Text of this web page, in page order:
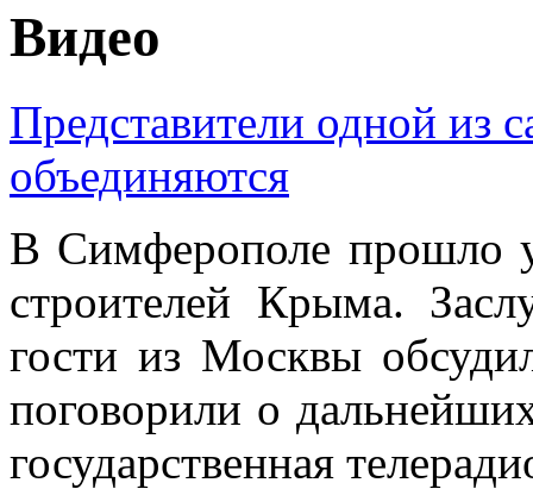
Видео
Представители одной из
объединяются
В Симферополе прошло
строителей Крыма.
гости из Москвы
поговорили о
государственная